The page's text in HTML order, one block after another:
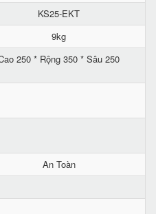
KS25-EKT
9kg
250 * Rộng 350 * Sâu 250
An Toàn